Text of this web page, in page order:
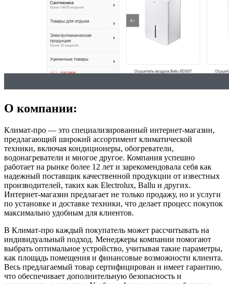
О компании:
Климат-про — это специализированный интернет-магазин,
предлагающий широкий ассортимент климатической
техники, включая кондиционеры, обогреватели,
водонагреватели и многое другое. Компания успешно
работает на рынке более 12 лет и зарекомендовала себя как
надежный поставщик качественной продукции от известных
производителей, таких как Electrolux, Ballu и других.
Интернет-магазин предлагает не только продажу, но и услуги
по установке и доставке техники, что делает процесс покупок
максимально удобным для клиентов.
В Климат-про каждый покупатель может рассчитывать на
индивидуальный подход. Менеджеры компании помогают
выбрать оптимальное устройство, учитывая такие параметры,
как площадь помещения и финансовые возможности клиента.
Весь предлагаемый товар сертифицирован и имеет гарантию,
что обеспечивает дополнительную безопасность и